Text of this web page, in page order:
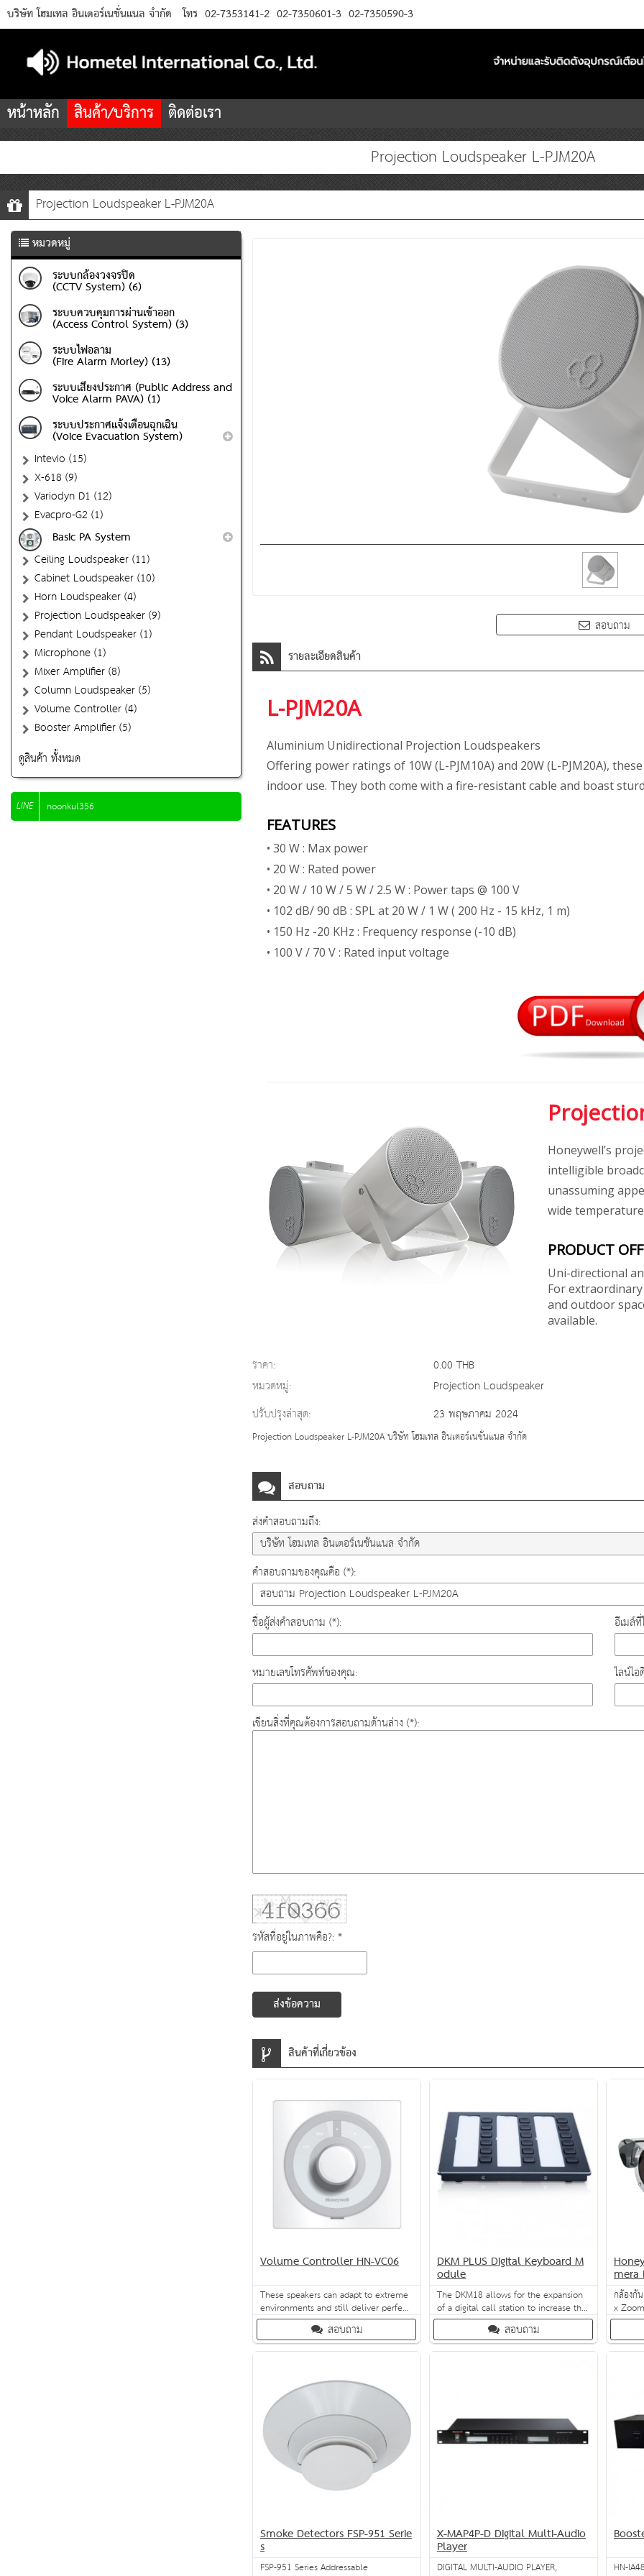
บริษัท โฮมเทล อินเตอร์เนชั่นแนล จำกัด โทร 02-7353141-2 02-7350601-3 02-7350590-3
หน้าหลัก สินค้า/บริการ ติดต่อเรา
Projection Loudspeaker L-PJM20A
Projection Loudspeaker L-PJM20A
หมวดหมู่
ระบบกล้องวงจรปิด
(CCTV System) (6)
ระบบควบคุมการผ่านเข้าออก
(Access Control System) (3)
ระบบไฟอลาม
(Fire Alarm Morley) (13)
ระบบเสียงประกาศ (Public Address and
Voice Alarm PAVA) (1)
ระบบประกาศแจ้งเตือนฉุกเฉิน
(Voice Evacuation System)
Intevio (15)
X-618 (9)
Variodyn D1 (12)
Evacpro-G2 (1)
Basic PA System
Ceiling Loudspeaker (11)
Cabinet Loudspeaker (10)
Horn Loudspeaker (4)
Projection Loudspeaker (9)
Pendant Loudspeaker (1)
Microphone (1)
Mixer Amplifier (8)
Column Loudspeaker (5)
Volume Controller (4)
Booster Amplifier (5)
ดูสินค้า ทั้งหมด
LINE noonkul356
สอบถาม
รายละเอียดสินค้า
L-PJM20A
Aluminium Unidirectional Projection Loudspeakers
Offering power ratings of 10W (L-PJM10A) and 20W (L-PJM20A),
indoor use. They both come with a fire-resistant cable and boast
FEATURES
• 30 W : Max power
• 20 W : Rated power
• 20 W / 10 W / 5 W / 2.5 W : Power taps @ 100 V
• 102 dB/ 90 dB : SPL at 20 W / 1 W ( 200 Hz - 15 kHz, 1 m)
• 150 Hz -20 KHz : Frequency response (-10 dB)
• 100 V / 70 V : Rated input voltage
Honeywell’s
intelligible
unassuming
wide
PRODUCT
Uni-directional
For
and outdoor
available.
ราคา:
0.00 THB
หมวดหมู่:
Projection Loudspeaker
ปรับปรุงล่าสุด:
23 พฤษภาคม 2024
Projection Loudspeaker L-PJM20A บริษัท โฮมเทล อินเตอร์เนชั่นแนล จำกัด
สอบถาม
ส่งคำสอบถามถึง:
คำสอบถามของคุณคือ (*):
ชื่อผู้ส่งคำสอบถาม (*): อีเมล์
หมายเลขโทรศัพท์ของคุณ: ไลน์ไ
เขียนสิ่งที่คุณต้องการสอบถามด้านล่าง (*):
รหัสที่อยู่ในภาพคือ?: *
ส่งข้อความ
สินค้าที่เกี่ยวข้อง
Volume Controller HN-VC06
These speakers can adapt to extreme
environments and still deliver perfect
sound output - thanks to their robust
design and construction. The elegant
white colour adds a touch of style to
สอบถาม
DKM PLUS Digital Keyboard M
odule
The DKM18 allows for the expansion
of a digital call station to increase the
number of available keys and LEDs. It
makes it easy to select loudspeaker
circuits and transmit voice
สอบถาม
mera
กล้องกั
x
ป้องกัน
กรดเ
ต้องกา
Smoke Detectors FSP-951 Serie
s
FSP-951 Series Addressable
X-MAP4P-D Digital Multi-Audio
Player
DIGITAL MULTI-AUDIO PLAYER, HN-